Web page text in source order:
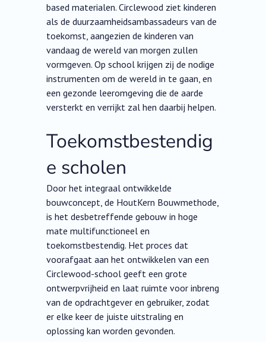
based materialen. Circlewood ziet kinderen
als de duurzaamheidsambassadeurs van de
toekomst, aangezien de kinderen van
vandaag de wereld van morgen zullen
vormgeven. Op school krijgen zij de nodige
instrumenten om de wereld in te gaan, en
een gezonde leeromgeving die de aarde
versterkt en verrijkt zal hen daarbij helpen.
Toekomstbestendig
e scholen
Door het integraal ontwikkelde
bouwconcept, de HoutKern Bouwmethode,
is het desbetreffende gebouw in hoge
mate multifunctioneel en
toekomstbestendig. Het proces dat
voorafgaat aan het ontwikkelen van een
Circlewood-school geeft een grote
ontwerpvrijheid en laat ruimte voor inbreng
van de opdrachtgever en gebruiker, zodat
er elke keer de juiste uitstraling en
oplossing kan worden gevonden.